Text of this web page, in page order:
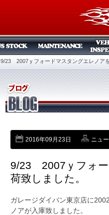
9/23 2007ｙフォードマスタングエレノア
2016年09月23日 ニュ
9/23 2007ｙフォ
荷致しました。
ガレージダイバン東京店に
ノアが入庫致しました。